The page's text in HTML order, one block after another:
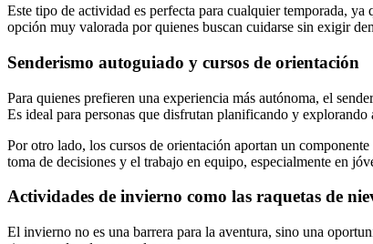
Este tipo de actividad es perfecta para cualquier temporada,
opción muy valorada por quienes buscan cuidarse sin exigir
Senderismo autoguiado y cursos de orientación
Para quienes prefieren una experiencia más autónoma, el
Es ideal para personas que disfrutan planificando y explorando
Por otro lado, los cursos de orientación aportan un
toma de decisiones y el trabajo en equipo, especialmente en
Actividades de invierno como las raquetas de
El invierno no es una barrera para la aventura, sino una